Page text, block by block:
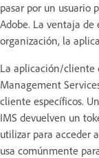
pasar por un usuario
Adobe. La ventaja de
organización, la
La aplicación/cliente
Management
cliente específicos.
IMS devuelven un
utilizar para acceder
usa comúnmente